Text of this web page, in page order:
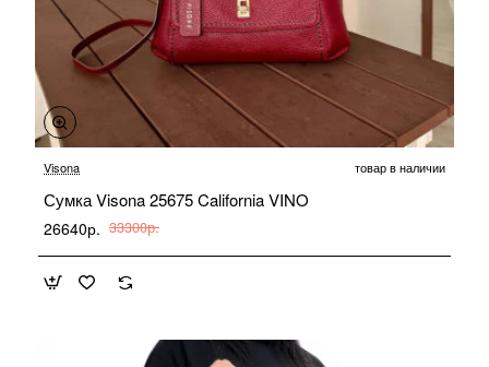
-20%
Visona товар в наличии
Сумка Visona 25675 California VINO
26640р. 33300р.